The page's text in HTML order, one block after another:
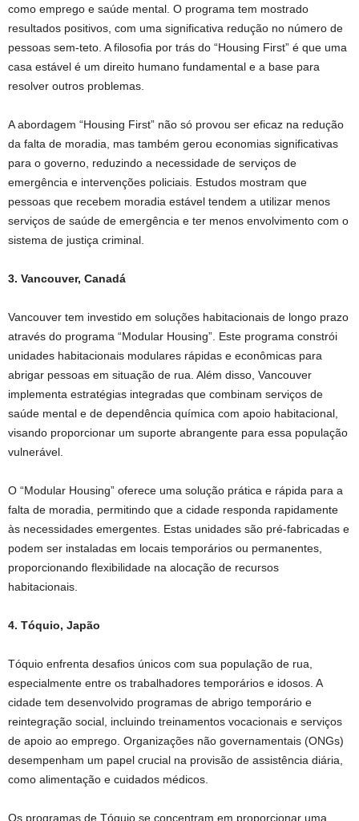
como emprego e saúde mental. O programa tem mostrado
resultados positivos, com uma significativa redução no número de
pessoas sem-teto. A filosofia por trás do “Housing First” é que uma
casa estável é um direito humano fundamental e a base para
resolver outros problemas.
A abordagem “Housing First” não só provou ser eficaz na redução
da falta de moradia, mas também gerou economias significativas
para o governo, reduzindo a necessidade de serviços de
emergência e intervenções policiais. Estudos mostram que
pessoas que recebem moradia estável tendem a utilizar menos
serviços de saúde de emergência e ter menos envolvimento com o
sistema de justiça criminal.
3. Vancouver, Canadá
Vancouver tem investido em soluções habitacionais de longo prazo
através do programa “Modular Housing”. Este programa constrói
unidades habitacionais modulares rápidas e econômicas para
abrigar pessoas em situação de rua. Além disso, Vancouver
implementa estratégias integradas que combinam serviços de
saúde mental e de dependência química com apoio habitacional,
visando proporcionar um suporte abrangente para essa população
vulnerável.
O “Modular Housing” oferece uma solução prática e rápida para a
falta de moradia, permitindo que a cidade responda rapidamente
às necessidades emergentes. Estas unidades são pré-fabricadas e
podem ser instaladas em locais temporários ou permanentes,
proporcionando flexibilidade na alocação de recursos
habitacionais.
4. Tóquio, Japão
Tóquio enfrenta desafios únicos com sua população de rua,
especialmente entre os trabalhadores temporários e idosos. A
cidade tem desenvolvido programas de abrigo temporário e
reintegração social, incluindo treinamentos vocacionais e serviços
de apoio ao emprego. Organizações não governamentais (ONGs)
desempenham um papel crucial na provisão de assistência diária,
como alimentação e cuidados médicos.
Os programas de Tóquio se concentram em proporcionar uma